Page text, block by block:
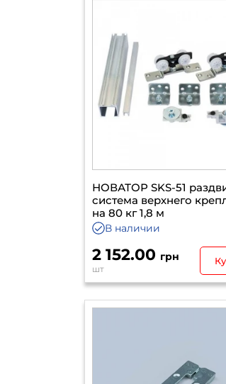
НОВАТОР SKS-51
система верхнего
на 80 кг 1,8 м
В наличии
2 152.00 грн
шт